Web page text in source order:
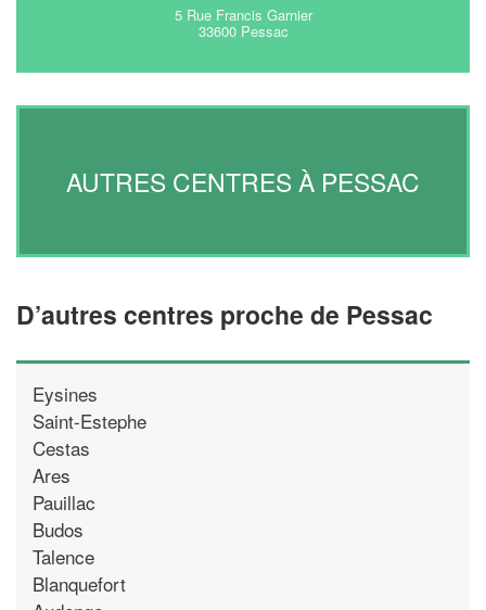
5 Rue Francis Garnier
33600 Pessac
AUTRES CENTRES À PESSAC
D’autres centres proche de Pessac
Eysines
Saint-Estephe
Cestas
Ares
Pauillac
Budos
Talence
Blanquefort